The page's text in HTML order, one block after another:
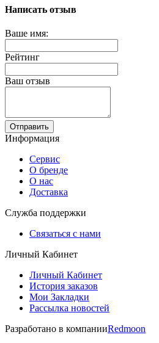
Написать отзыв
Ваше имя:
Рейтинг
Ваш отзыв
Отправить
Информация
Сервис
О бренде
О нас
Доставка
Служба поддержки
Связаться с нами
Личный Кабинет
Личный Кабинет
История заказов
Мои Закладки
Рассылка новостей
Разработано в компанииRedmoon